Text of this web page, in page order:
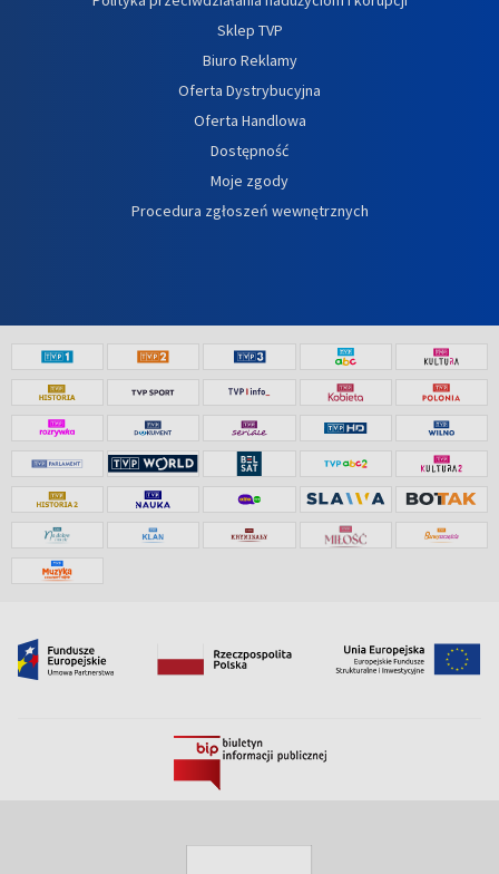
Sklep TVP
Biuro Reklamy
Oferta Dystrybucyjna
Oferta Handlowa
Dostępność
Moje zgody
Procedura zgłoszeń wewnętrznych